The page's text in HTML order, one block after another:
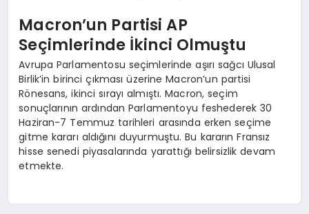
Macron’un Partisi AP
Seçimlerinde İkinci Olmuştu
Avrupa Parlamentosu seçimlerinde aşırı sağcı Ulusal
Birlik’in birinci çıkması üzerine Macron’un partisi
Rönesans, ikinci sırayı almıştı. Macron, seçim
sonuçlarının ardından Parlamentoyu feshederek 30
Haziran-7 Temmuz tarihleri arasında erken seçime
gitme kararı aldığını duyurmuştu. Bu kararın Fransız
hisse senedi piyasalarında yarattığı belirsizlik devam
etmekte.